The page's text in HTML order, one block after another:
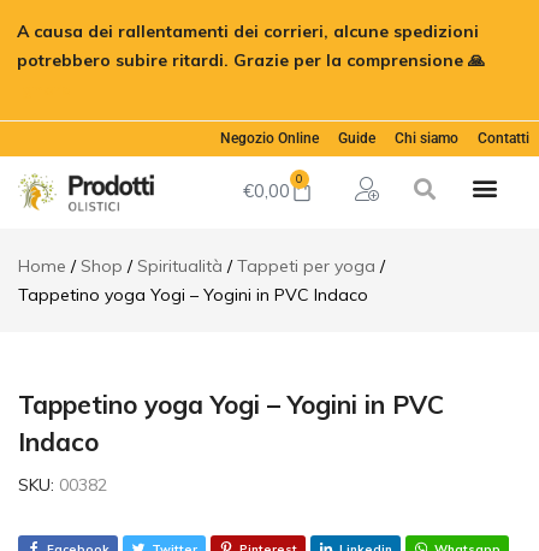
A causa dei rallentamenti dei corrieri, alcune spedizioni
potrebbero subire ritardi. Grazie per la comprensione 🙏
Negozio Online Guide Chi siamo Contatti
€0,00 0
Home Shop Spiritualità
Tappeti per yoga
Tappetino yoga Yogi – Yogini in PVC Indaco
Tappetino yoga Yogi – Yogini in PVC
Indaco
SKU: 00382
Tappetino
yoga Yogi
- Yogini in
Informazioni
aggiuntive
Recensioni
€ 22,00